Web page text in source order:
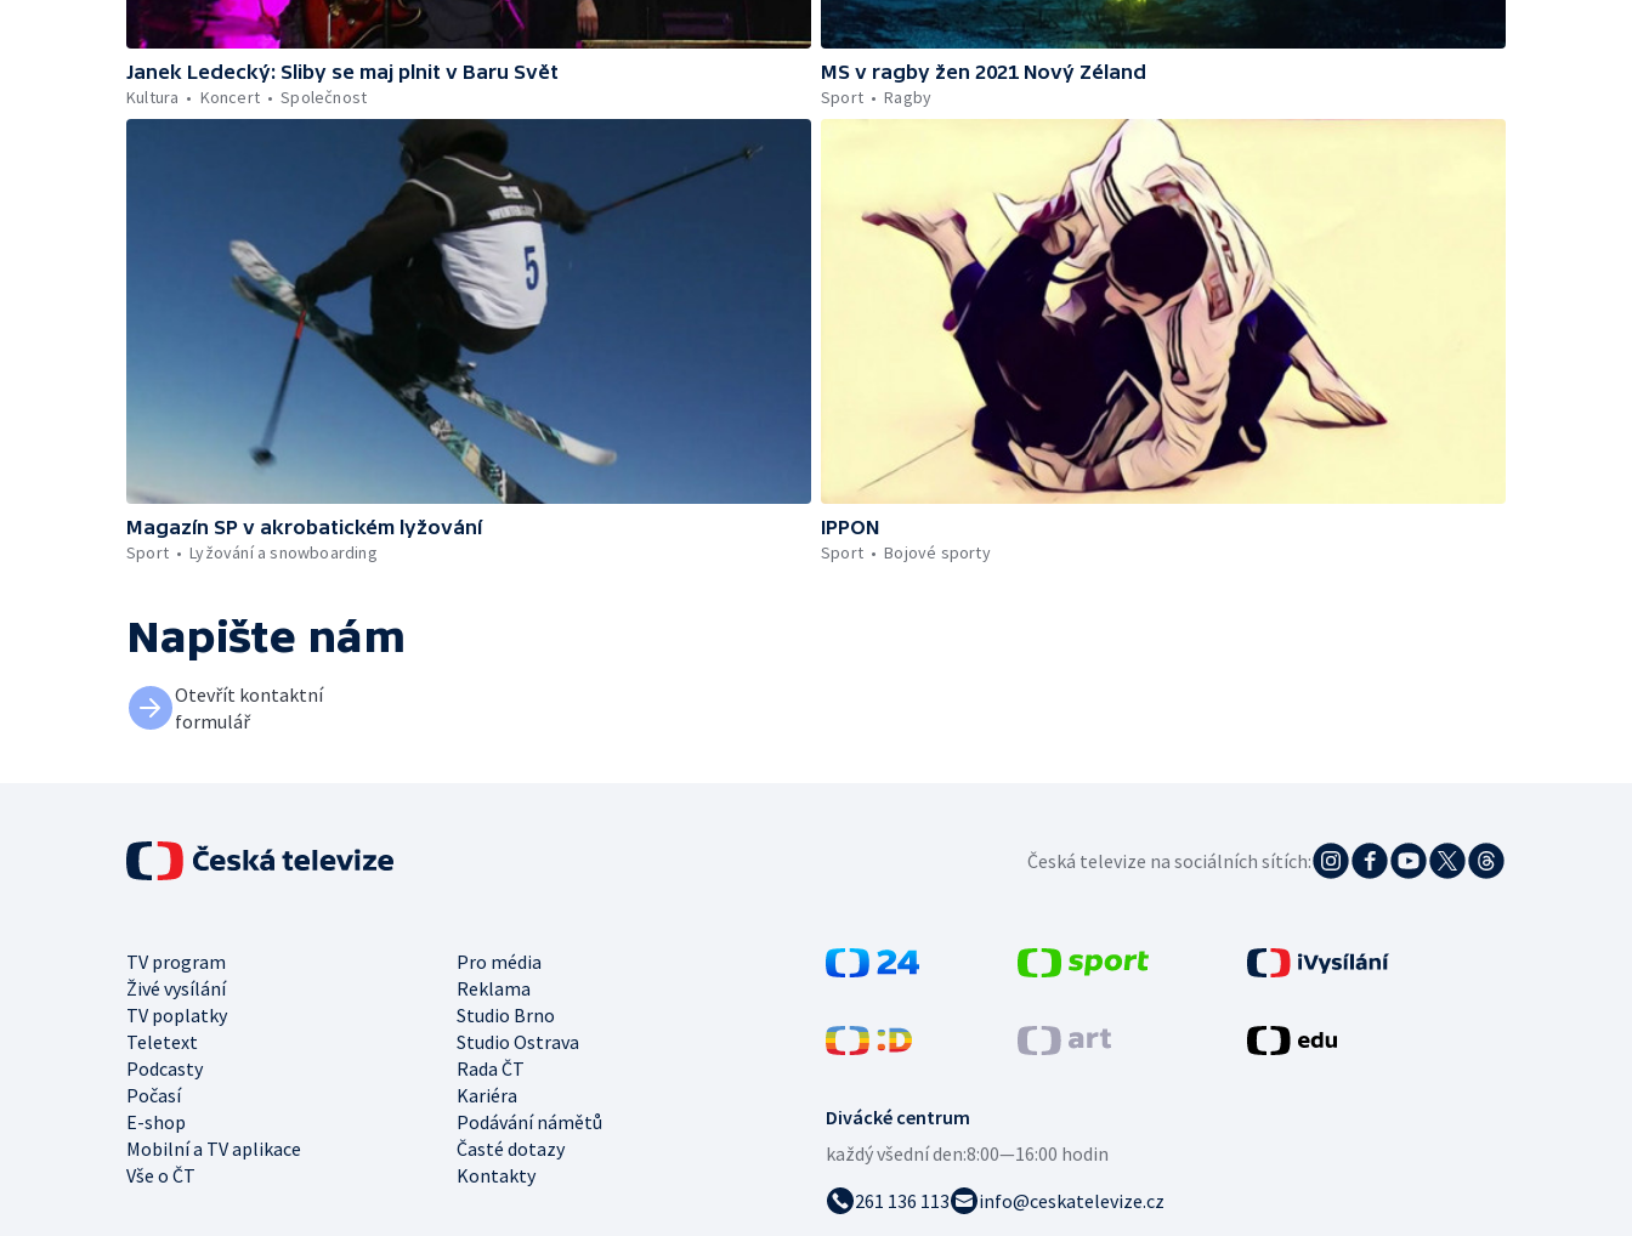
Janek Ledecký: Sliby se maj plnit v Baru Svět
Kultura
Koncert Společnost
MS v ragby žen 2021 Nový Zéland
Sport
Ragby
Magazín SP v akrobatickém lyžování
Sport
Lyžování a snowboarding
IPPON
Sport
Bojové sporty
Napište nám
Otevřít kontaktní
formulář
Divácké centrum
každý všední den:8:00—16:00 hodin
261 136 113
info@ceskatelevize.cz
TV program
Pro média
Živé vysílání
Reklama
TV poplatky
Studio Brno
Teletext
Studio Ostrava
Podcasty
Rada ČT
Počasí
Kariéra
E-shop
Podávání námětů
Mobilní a TV aplikace
Časté dotazy
Vše o ČT
Kontakty
Česká televize na sociálních sítích: